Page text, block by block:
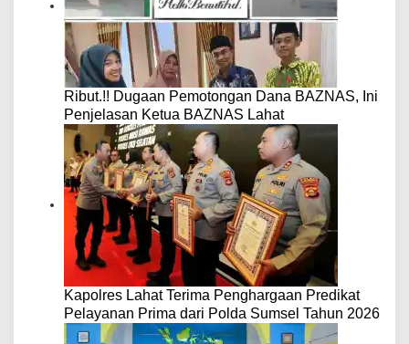
Ribut.!! Dugaan Pemotongan Dana BAZNAS, Ini
Penjelasan Ketua BAZNAS Lahat
Kapolres Lahat Terima Penghargaan Predikat
Pelayanan Prima dari Polda Sumsel Tahun 2026